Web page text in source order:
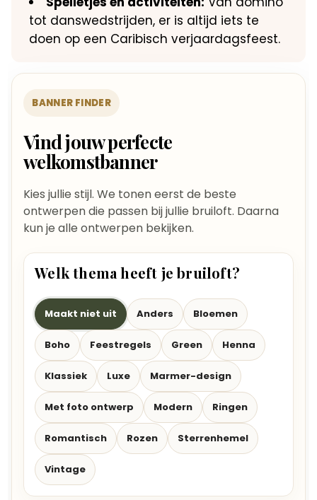
tot danswedstrijden, er is altijd iets te
doen op een Caribisch verjaardagsfeest.​
BANNER FINDER
Vind jouw perfecte
welkomstbanner
Kies jullie stijl. We tonen eerst de beste
ontwerpen die passen bij jullie bruiloft. Daarna
kun je alle ontwerpen bekijken.
Welk thema heeft je bruiloft?
Maakt niet uit Anders Bloemen
Boho Feestregels Green Henna
Klassiek Luxe Marmer-design
Met foto ontwerp Modern Ringen
Romantisch Rozen Sterrenhemel
Vintage